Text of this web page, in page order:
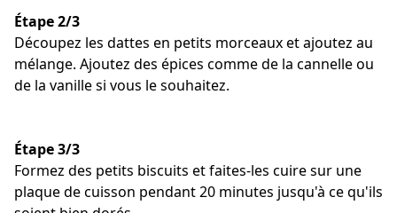
Étape 2/3
Découpez les dattes en petits morceaux et ajoutez au
mélange. Ajoutez des épices comme de la cannelle ou
de la vanille si vous le souhaitez.
Étape 3/3
Formez des petits biscuits et faites-les cuire sur une
plaque de cuisson pendant 20 minutes jusqu'à ce qu'ils